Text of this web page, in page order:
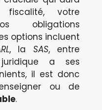
votre
obligations
options incluent
, la SAS, entre
a ses
il est donc
ou de
.